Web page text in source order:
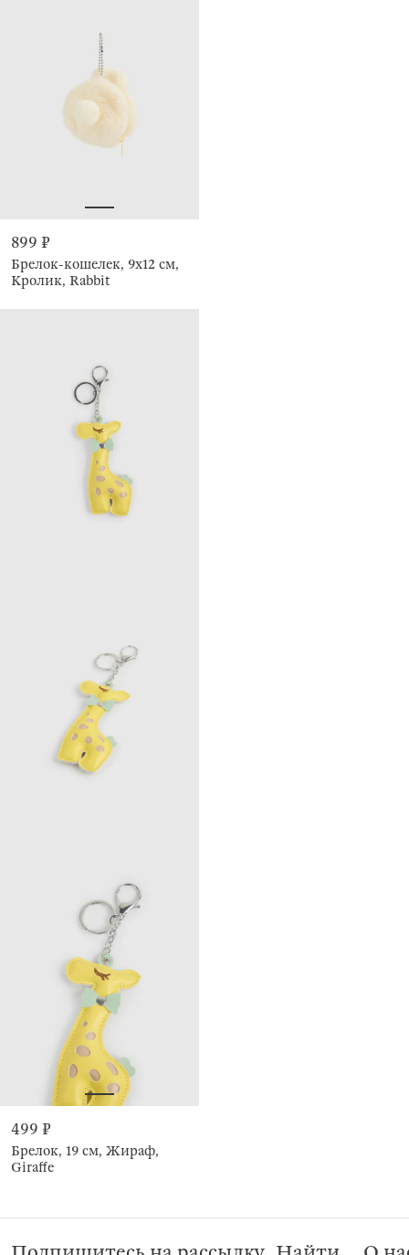
899 ₽
Брелок-кошелек, 9х12 см,
Кролик, Rabbit
499 ₽
Брелок, 19 см, Жираф,
Giraffe